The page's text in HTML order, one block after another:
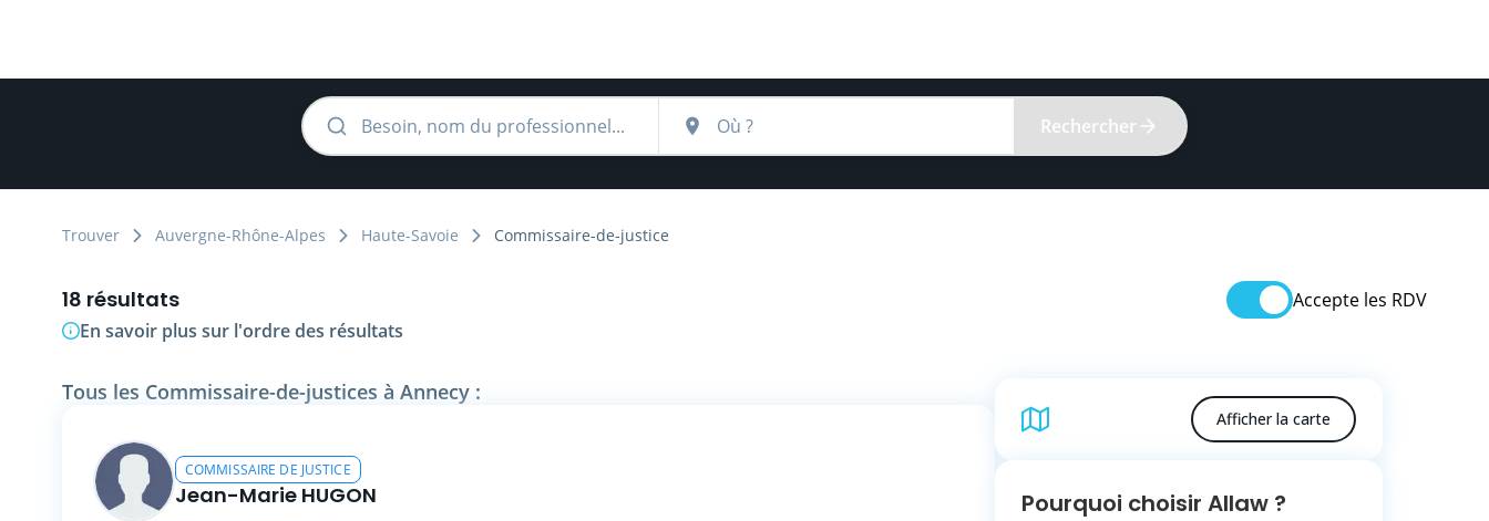
Rechercher
Trouver Auvergne-Rhône-Alpes Haute-Savoie Commissaire-de-justice
18 résultats
Accepte les RDV
En savoir plus sur l'ordre des résultats
Tous les Commissaire-de-justices à Annecy :
COMMISSAIRE DE JUSTICE
Jean-Marie HUGON
Afficher la carte
Pourquoi choisir Allaw ?